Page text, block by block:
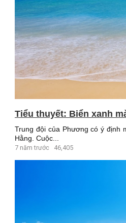
Tiểu thuyết: Biển xanh
Trung đội của Phương có ý định
Hằng. Cuộc...
7 năm trước 46,405